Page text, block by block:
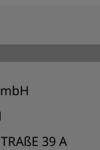
39 A